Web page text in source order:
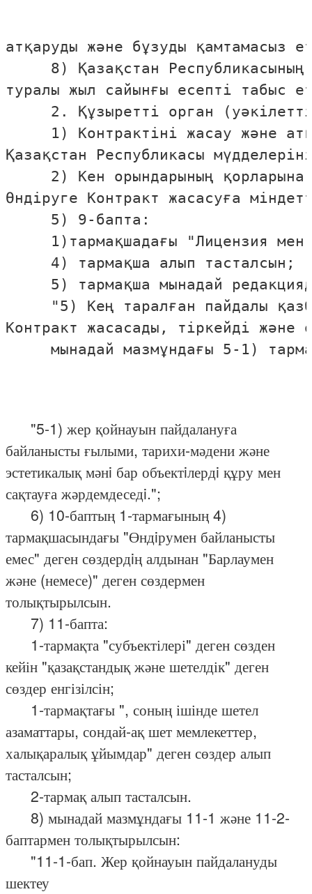
атқаруды және бұзуды қамтамасыз
8) Қазақстан
туралы жыл сайынғы есептi табыс
2. Құзыреттi орган
1) Контрактiнi жасау және
Қазақстан Республикасы
2) Кен орындарының
Өндiруге Контракт жасасуға
     5) 9-бапта:
1)тармақшадағы "Лицензия
     4) тармақша алып тасталсын;
5) тармақша мынадай
"5) Кең таралған пайдалы
Контракт жасасады, тiркейдi және
мынадай мазмұндағы 5-1)
"5-1) жер қойнауын пайдалануға
байланысты ғылыми, тарихи-мәдени және
эстетикалық мәнi бар объектiлердi құру мен
сақтауға жәрдемдеседi.";
6) 10-баптың 1-тармағының 4)
тармақшасындағы "Өндiрумен байланысты
емес" деген сөздердiң алдынан "Барлаумен
және (немесе)" деген сөздермен
толықтырылсын.
7) 11-бапта:
1-тармақта "субъектілері" деген сөзден
кейін "қазақстандық және шетелдік" деген
сөздер енгізілсін;
1-тармақтағы ", соның ішінде шетел
азаматтары, сондай-ақ шет мемлекеттер,
халықаралық ұйымдар" деген сөздер алып
тасталсын;
2-тармақ алып тасталсын.
8) мынадай мазмұндағы 11-1 және 11-2-
баптармен толықтырылсын:
"11-1-бап. Жер қойнауын пайдалануды
шектеу